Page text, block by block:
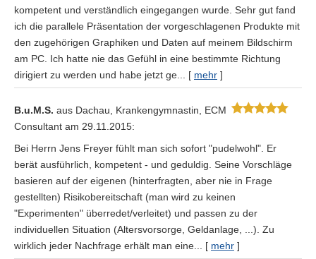
kompetent und verständlich eingegangen wurde. Sehr gut fand
ich die parallele Präsentation der vorgeschlagenen Produkte mit
den zugehörigen Graphiken und Daten auf meinem Bildschirm
am PC. Ich hatte nie das Gefühl in eine bestimmte Richtung
dirigiert zu werden und habe jetzt ge... [ mehr ]
B.u.M.S. aus Dachau , Krankengymnastin, ECM
Consultant am 29.11.2015:
Bei Herrn Jens Freyer fühlt man sich sofort "pudelwohl". Er
berät ausführlich, kompetent - und geduldig. Seine Vorschläge
basieren auf der eigenen (hinterfragten, aber nie in Frage
gestellten) Risikobereitschaft (man wird zu keinen
"Experimenten" überredet/verleitet) und passen zu der
individuellen Situation (Alters­vorsorge, Geldanlage, ...). Zu
wirklich jeder Nachfrage erhält man eine... [ mehr ]